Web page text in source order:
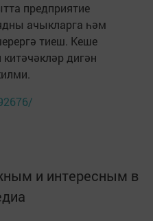
предприятие
ачыкларга һәм
тиеш. Кеше
дигән
и интересным в